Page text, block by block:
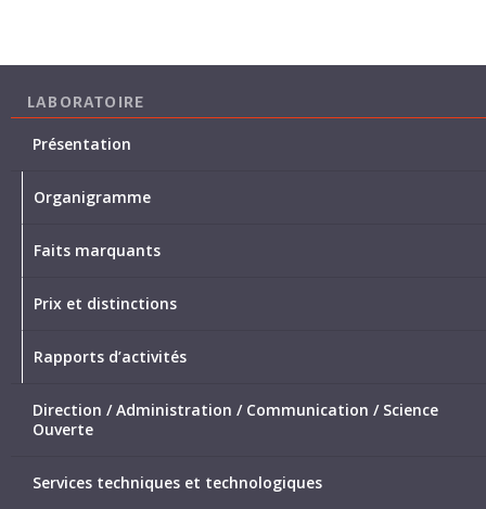
LABORATOIRE
Présentation
Organigramme
Faits marquants
Prix et distinctions
Rapports d’activités
Direction / Administration / Communication / Science
Ouverte
Services techniques et technologiques